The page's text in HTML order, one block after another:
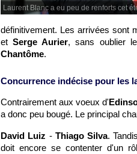
Laurent Blanc a eu peu de renforts cet
définitivement. Les arrivées sont
etSerge Aurier, sans oublier
Chantôme.
Concurrence indécise pour les
Contrairement aux voeux d'
a donc peu bougé. Le principal
David Luiz - Thiago Silva.
doit encore se contenter d'un